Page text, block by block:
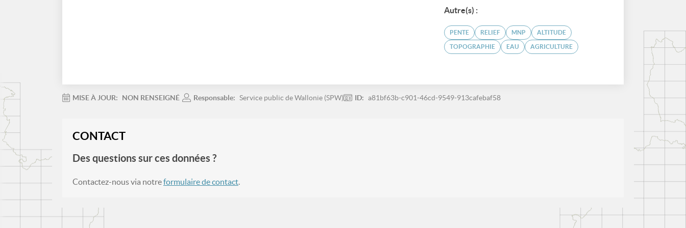
Autre(s) :
PENTE RELIEF MNP ALTITUDE
TOPOGRAPHIE EAU AGRICULTURE
MISE À JOUR: NON RENSEIGNÉ Responsable: Service public de Wallonie (SPW) ID: a81bf63b-c901-46cd-9549-913cafebaf58
CONTACT
Des questions sur ces données ?
Contactez-nous via notreformulaire de contact.